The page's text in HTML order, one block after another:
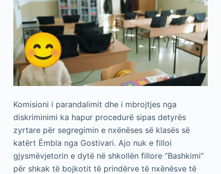
Komisioni i parandalimit dhe i mbrojtjes nga
diskriminimi ka hapur procedurë sipas detyrës
zyrtare për segregimin e nxënëses së klasës së
katërt Ëmbla nga Gostivari. Ajo nuk e filloi
gjysmëvjetorin e dytë në shkollën fillore “Bashkimi”
për shkak të bojkotit të prindërve të nxënësve të